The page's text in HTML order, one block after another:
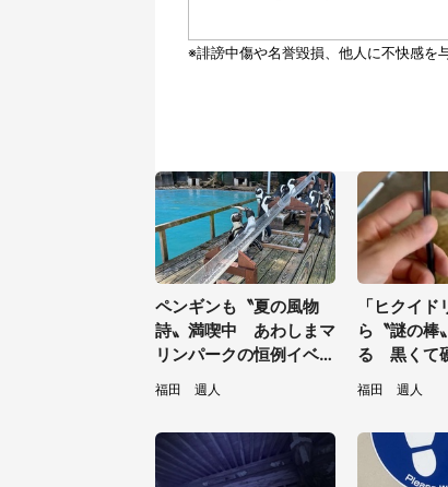
ペンギンも〝夏の風物
詩〟満喫中 あわしまマ
リンパークの恒例イベン
トに2.2万興奮「ずっと
見てたい」
福田 週人
「ヒクイ
ら〝謎の棒
る 黒くて
は何？動物
福田 週人